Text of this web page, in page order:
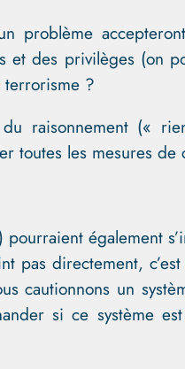
problème
et des privilèges (on
?
raisonnement («
toutes les mesures
également
pas directement,
cautionnons un
si ce système